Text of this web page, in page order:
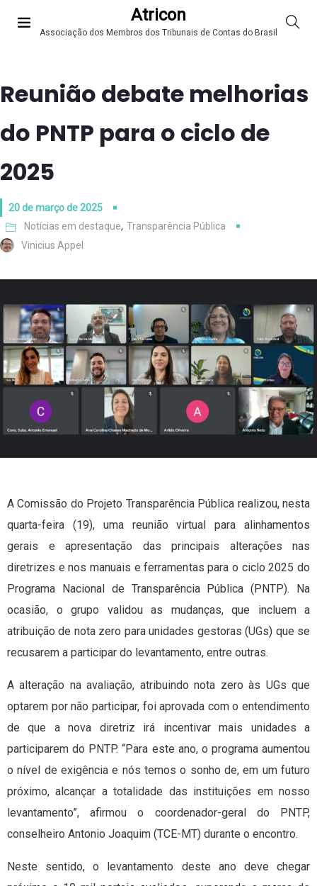
Atricon
Associação dos Membros dos Tribunais de Contas do Brasil
Reunião debate melhorias
do PNTP para o ciclo de
2025
20 de março de 2025
Notícias em destaque, Transparência Pública
Vinicius Appel
A Comissão do Projeto Transparência Pública realizou, nesta
quarta-feira (19), uma reunião virtual para alinhamentos
gerais e apresentação das principais alterações nas
diretrizes e nos manuais e ferramentas para o ciclo 2025 do
Programa Nacional de Transparência Pública (PNTP). Na
ocasião, o grupo validou as mudanças, que incluem a
atribuição de nota zero para unidades gestoras (UGs) que se
recusarem a participar do levantamento, entre outras.
A alteração na avaliação, atribuindo nota zero às UGs que
optarem por não participar, foi aprovada com o entendimento
de que a nova diretriz irá incentivar mais unidades a
participarem do PNTP. “Para este ano, o programa aumentou
o nível de exigência e nós temos o sonho de, em um futuro
próximo, alcançar a totalidade das instituições em nosso
levantamento”, afirmou o coordenador-geral do PNTP,
conselheiro Antonio Joaquim (TCE-MT) durante o encontro.
Neste sentido, o levantamento deste ano deve chegar